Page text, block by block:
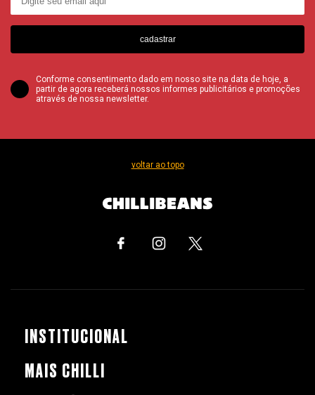
cadastrar
Conforme consentimento dado em nosso site na data de hoje, a
partir de agora receberá nossos informes publicitários e promoções
através de nossa newsletter.
voltar ao topo
INSTITUCIONAL
MAIS CHILLI